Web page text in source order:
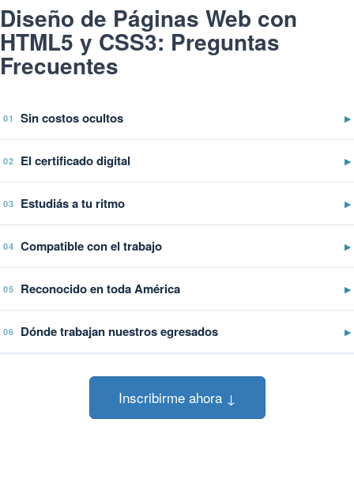
Diseño de Páginas Web con
HTML5 y CSS3: Preguntas
Frecuentes
01 Sin costos ocultos ▶
02 El certificado digital ▶
03 Estudiás a tu ritmo ▶
04 Compatible con el trabajo ▶
05 Reconocido en toda América ▶
06 Dónde trabajan nuestros egresados ▶
Inscribirme ahora ↓